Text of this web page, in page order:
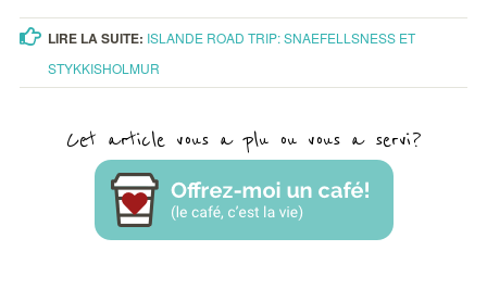
LIRE LA SUITE: ISLANDE ROAD TRIP: SNAEFELLSNESS ET
STYKKISHOLMUR
Cet article vous a plu ou vous a servi?